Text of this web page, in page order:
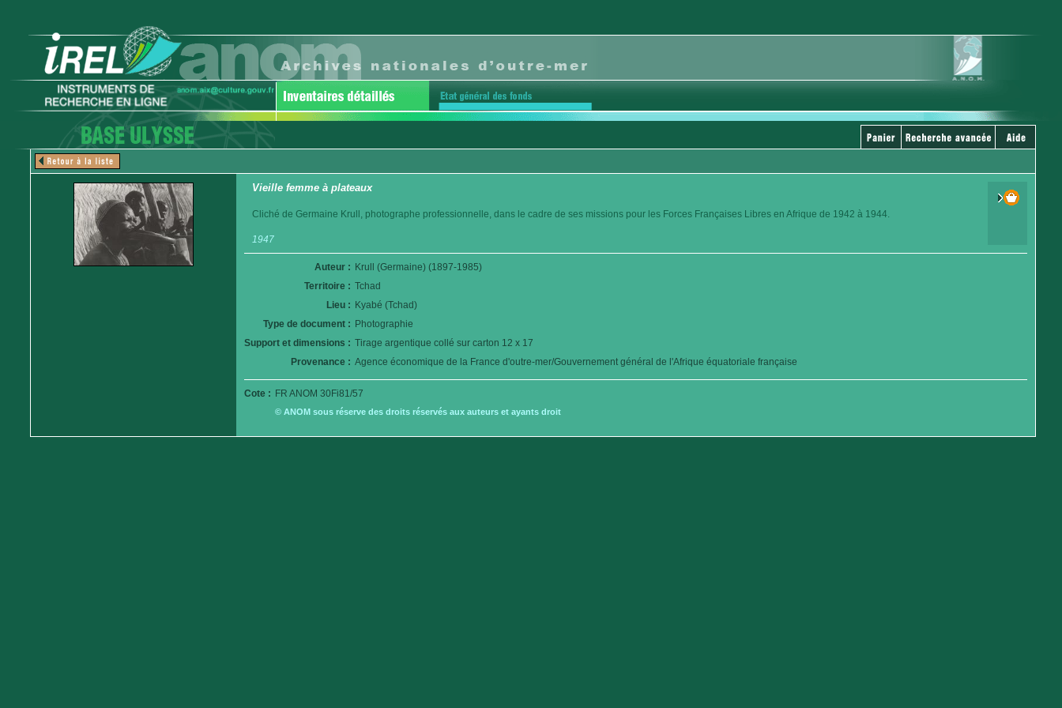
Vieille femme à plateaux
Cliché de Germaine Krull, photographe professionnelle, dans le cadre de ses missions pour les Forces Françaises Libres en Afrique de 1942 à 1944.
1947
Auteur : Krull (Germaine) (1897-1985)
Territoire : Tchad
Lieu : Kyabé (Tchad)
Type de document : Photographie
Support et dimensions : Tirage argentique collé sur carton 12 x 17
Provenance : Agence économique de la France d'outre-mer/Gouvernement général de l'Afrique équatoriale française
Cote : FR ANOM 30Fi81/57
© ANOM sous réserve des droits réservés aux auteurs et ayants droit